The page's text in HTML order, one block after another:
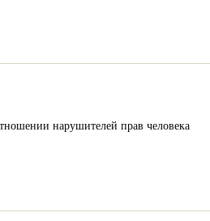
нарушителей прав человека